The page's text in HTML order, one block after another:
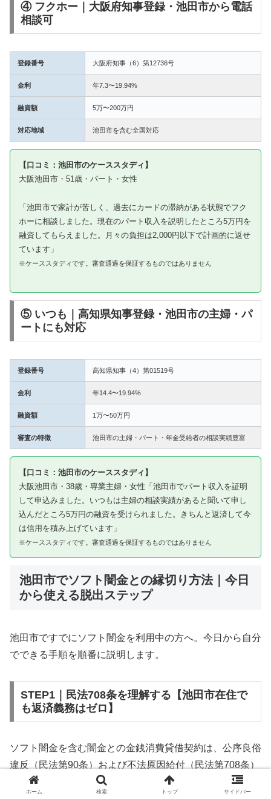
④ フクホー｜大阪府知事登録・池田市から電話
相談可
登録番号 大阪府知事（6）第12736号
金利 年7.3〜19.94%
融資額 5万〜200万円
対応地域 池田市を含む全国対応
【口コミ：池田市のケーススタディ】
大阪池田市・51歳・パート・女性
「池田市で家計が苦しく、過去にカードの滞納がある状態でフク
ホーに相談しました。現在のパート収入を説明したところ5万円を
融資してもらえました。月々の負担は2,000円以下で計画的に返せ
ています」
※ケーススタディです。審査通過を保証するものではありません
⑤ いつも｜高知県知事登録・池田市の主婦・パ
ートにも対応
登録番号 高知県知事（4）第01519号
金利 年14.4〜19.94%
融資額 1万〜50万円
審査の特徴 池田市の主婦・パート・年金受給者の相談実績豊富
【口コミ：池田市のケーススタディ】
大阪池田市・38歳・専業主婦・女性「池田市でパート収入を証明
して申込みました。いつもは主婦の相談実績があると聞いて申し
込んだところ5万円の融資を受けられました。きちんと返済して今
は信用を積み上げています」
※ケーススタディです。審査通過を保証するものではありません
池田市でソフト闇金との縁切り方法｜今日
から使える脱出ステップ
池田市ですでにソフト闇金を利用中の方へ。今日から自分
でできる手順を順番に説明します。
STEP1｜民法708条を理解する【池田市在住で
も返済義務はゼロ】
ソフト闇金を含む闇金との金銭消費貸借契約は、公序良俗
違反（民法第90条）および不法原因給付（民法第708条）
に該当するため、法的には無効です。池田市在住であって
ホーム 検索 トップ サイドバー